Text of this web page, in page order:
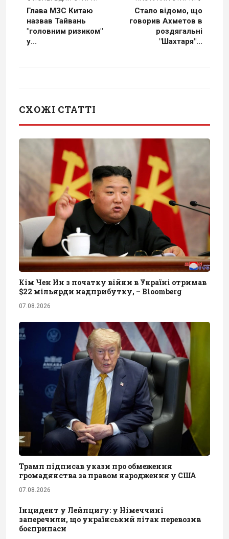
Глава МЗС Китаю
назвав Тайвань
"головним ризиком"
у...
Стало відомо, що
говорив Ахметов в
роздягальні
"Шахтаря"...
СХОЖІ СТАТТІ
Кім Чен Ин з початку війни в Україні отримав
$22 мільярди надприбутку, – Bloomberg
07.08.2026
Трамп підписав укази про обмеження
громадянства за правом народження у США
07.08.2026
Інцидент у Лейпцигу: у Німеччині
заперечили, що український літак перевозив
боєприпаси